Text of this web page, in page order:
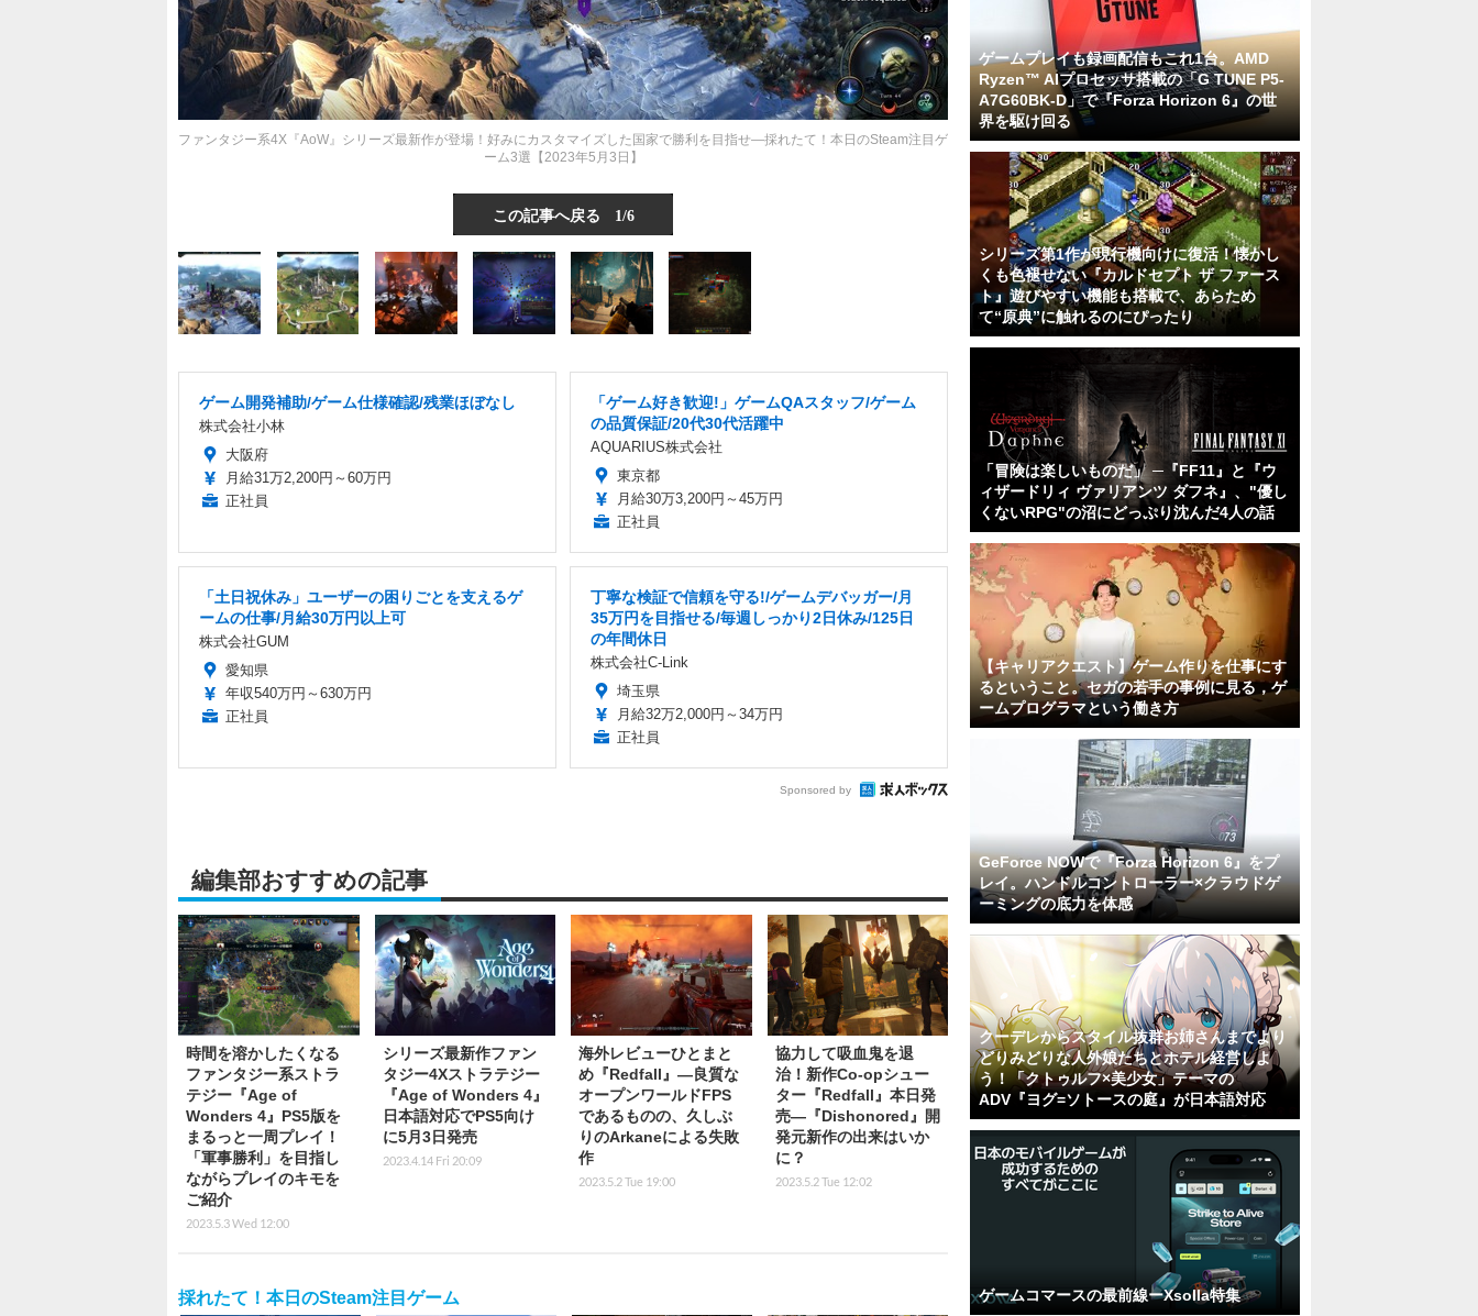
ファンタジー系4X『AoW』シリーズ最新作が登場！好みにカスタマイズした国家で勝利を目指せ―採れたて！本日のSteam注目ゲ
ーム3選【2023年5月3日】
この記事へ戻る 1/6
ゲーム開発補助/ゲーム仕様確認/残業ほぼなし
株式会社小林
大阪府
月給31万2,200円～60万円
正社員
「ゲーム好き歓迎!」ゲームQAスタッフ/ゲーム
の品質保証/20代30代活躍中
AQUARIUS株式会社
東京都
月給30万3,200円～45万円
正社員
「土日祝休み」ユーザーの困りごとを支えるゲ
ームの仕事/月給30万円以上可
株式会社GUM
愛知県
年収540万円～630万円
正社員
丁寧な検証で信頼を守る!/ゲームデバッガー/月
35万円を目指せる/毎週しっかり2日休み/125日
の年間休日
株式会社C-Link
埼玉県
月給32万2,000円～34万円
正社員
Sponsored by
編集部おすすめの記事
時間を溶かしたくなる
ファンタジー系ストラ
テジー『Age of
Wonders 4』PS5版を
まるっと一周プレイ！
「軍事勝利」を目指し
ながらプレイのキモを
ご紹介
2023.5.3 Wed 12:00
シリーズ最新作ファン
タジー4Xストラテジー
『Age of Wonders 4』
日本語対応でPS5向け
に5月3日発売
2023.4.14 Fri 20:09
海外レビューひとまと
め『Redfall』―良質な
オープンワールドFPS
であるものの、久しぶ
りのArkaneによる失敗
作
2023.5.2 Tue 19:00
協力して吸血鬼を退
治！新作Co-opシュー
ター『Redfall』本日発
売―『Dishonored』開
発元新作の出来はいか
に？
2023.5.2 Tue 12:02
採れたて！本日のSteam注目ゲーム
ゲームプレイも録画配信もこれ1台。AMD
Ryzen™ AIプロセッサ搭載の「G TUNE P5-
A7G60BK-D」で『Forza Horizon 6』の世
界を駆け回る
シリーズ第1作が現行機向けに復活！懐かし
くも色褪せない『カルドセプト ザ ファース
ト』遊びやすい機能も搭載で、あらため
て“原典”に触れるのにぴったり
「冒険は楽しいものだ」 ─『FF11』と『ウ
ィザードリィ ヴァリアンツ ダフネ』、"優し
くないRPG"の沼にどっぷり沈んだ4人の話
【キャリアクエスト】ゲーム作りを仕事にす
るということ。セガの若手の事例に見る，ゲ
ームプログラマという働き方
GeForce NOWで『Forza Horizon 6』をプ
レイ。ハンドルコントローラー×クラウドゲ
ーミングの底力を体感
クーデレからスタイル抜群お姉さんまでより
どりみどりな人外娘たちとホテル経営しよ
う！「クトゥルフ×美少女」テーマの
ADV『ヨグ=ソトースの庭』が日本語対応
ゲームコマースの最前線ーXsolla特集